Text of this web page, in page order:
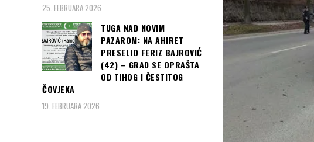
25. FEBRUARA 2026
TUGA NAD NOVIM
PAZAROM: NA AHIRET
PRESELIO FERIZ BAJROVIĆ
(42) – GRAD SE OPRAŠTA
OD TIHOG I ČESTITOG
ČOVJEKA
19. FEBRUARA 2026